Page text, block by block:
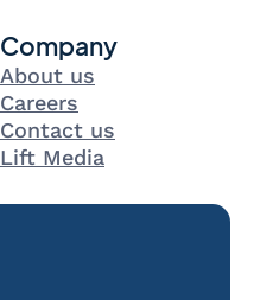
Company
About us
Careers
Contact us
Lift Media